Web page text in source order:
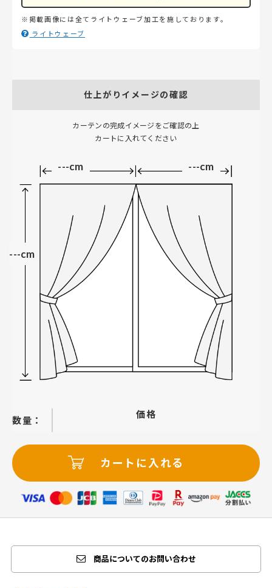
※掲載画像には全てライトウェーブ加工を施しております。
ライトウェーブ
仕上がりイメージの確認
カーテンの完成イメージをご確認の上
カートに入れてください
---cm ---cm
---cm
価格
カートに入れる
商品についてのお問い合わせ